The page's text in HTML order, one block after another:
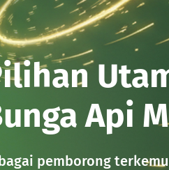
Api
pemborong